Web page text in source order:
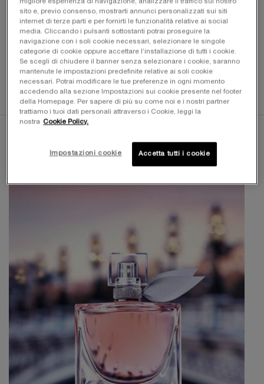
LA TUA BELLEZZA, OVUNQUE TU VADA​ ️️️
I TUOI ESSENZIALI ON-THE-GO PER UN'ESTATE
RADIOSA​
ACQUISTA ORA
PDP Product description section
migliore esperienza di navigazione, analizzare il traffico sul nostro
sito e, previo consenso, mostrarti annunci personalizzati sui siti
internet di terze parti e per fornirti le funzionalità relative ai social
media. Cliccando i pulsanti sottostanti potrai proseguire la
navigazione con i soli cookie necessari, selezionare le singole
categorie di cookie oppure accettare l’installazione di tutti i cookie.
Se scegli di chiudere il banner senza selezionare i cookie, saranno
mantenute le impostazioni predefinite relative ai soli cookie
necessari. Potrai modificare le tue preferenze in ogni momento
accedendo alla sezione Impostazioni sui cookie presente nel footer
della Homepage. Per sapere di più su come noi e i nostri partner
trattiamo i tuoi dati personali attraverso i Cookie, leggi la
nostra Cookie Policy.
Impostazioni cookie Accetta tutti i cookie